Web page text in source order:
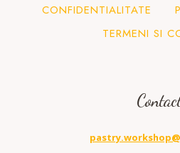
CONFIDENTIALITATE
TERMENI SI